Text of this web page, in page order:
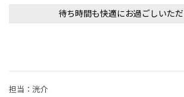
待ち時間も快適にお過ごしいた
担当：洸介